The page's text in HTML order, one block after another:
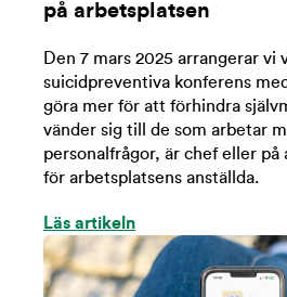
på arbetsplatsen
Den 7 mars 2025 arrangerar vi
suicidpreventiva konferens
göra mer för att förhindra
vänder sig till de som arbetar
personalfrågor, är chef eller på
för arbetsplatsens anställda.
Läs artikeln